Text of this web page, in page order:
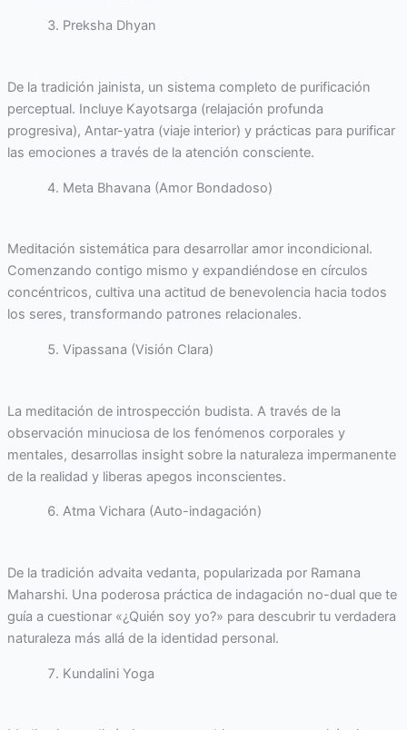
Preksha Dhyan
De la tradición jainista, un sistema completo de purificación
perceptual. Incluye Kayotsarga (relajación profunda
progresiva), Antar-yatra (viaje interior) y prácticas para purificar
las emociones a través de la atención consciente.
Meta Bhavana (Amor Bondadoso)
Meditación sistemática para desarrollar amor incondicional.
Comenzando contigo mismo y expandiéndose en círculos
concéntricos, cultiva una actitud de benevolencia hacia todos
los seres, transformando patrones relacionales.
Vipassana (Visión Clara)
La meditación de introspección budista. A través de la
observación minuciosa de los fenómenos corporales y
mentales, desarrollas insight sobre la naturaleza impermanente
de la realidad y liberas apegos inconscientes.
Atma Vichara (Auto-indagación)
De la tradición advaita vedanta, popularizada por Ramana
Maharshi. Una poderosa práctica de indagación no-dual que te
guía a cuestionar «¿Quién soy yo?» para descubrir tu verdadera
naturaleza más allá de la identidad personal.
Kundalini Yoga